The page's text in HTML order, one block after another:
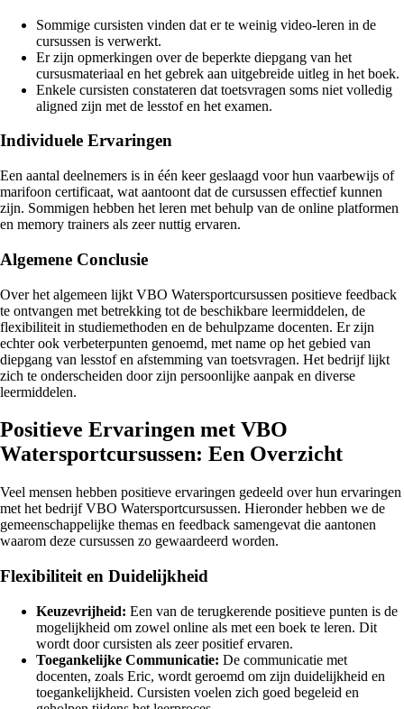
Sommige cursisten vinden dat er te weinig video-leren in de
cursussen is verwerkt.
Er zijn opmerkingen over de beperkte diepgang van het
cursusmateriaal en het gebrek aan uitgebreide uitleg in het boek.
Enkele cursisten constateren dat toetsvragen soms niet volledig
aligned zijn met de lesstof en het examen.
Individuele Ervaringen
Een aantal deelnemers is in één keer geslaagd voor hun vaarbewijs of
marifoon certificaat, wat aantoont dat de cursussen effectief kunnen
zijn. Sommigen hebben het leren met behulp van de online platformen
en memory trainers als zeer nuttig ervaren.
Algemene Conclusie
Over het algemeen lijkt VBO Watersportcursussen positieve feedback
te ontvangen met betrekking tot de beschikbare leermiddelen, de
flexibiliteit in studiemethoden en de behulpzame docenten. Er zijn
echter ook verbeterpunten genoemd, met name op het gebied van
diepgang van lesstof en afstemming van toetsvragen. Het bedrijf lijkt
zich te onderscheiden door zijn persoonlijke aanpak en diverse
leermiddelen.
Positieve Ervaringen met VBO
Watersportcursussen: Een Overzicht
Veel mensen hebben positieve ervaringen gedeeld over hun ervaringen
met het bedrijf VBO Watersportcursussen. Hieronder hebben we de
gemeenschappelijke themas en feedback samengevat die aantonen
waarom deze cursussen zo gewaardeerd worden.
Flexibiliteit en Duidelijkheid
Keuzevrijheid: Een van de terugkerende positieve punten is de
mogelijkheid om zowel online als met een boek te leren. Dit
wordt door cursisten als zeer positief ervaren.
Toegankelijke Communicatie: De communicatie met
docenten, zoals Eric, wordt geroemd om zijn duidelijkheid en
toegankelijkheid. Cursisten voelen zich goed begeleid en